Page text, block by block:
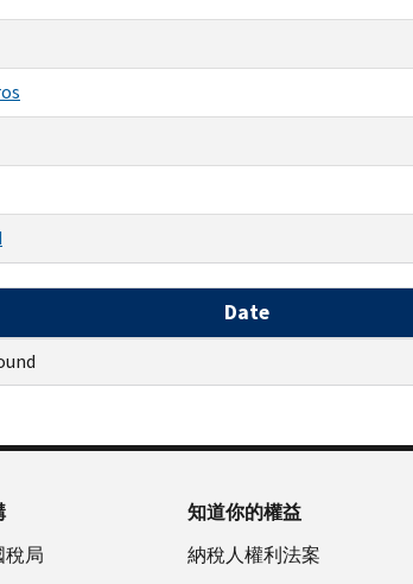
Date
稅局
知道你的權益
納稅人權利法案